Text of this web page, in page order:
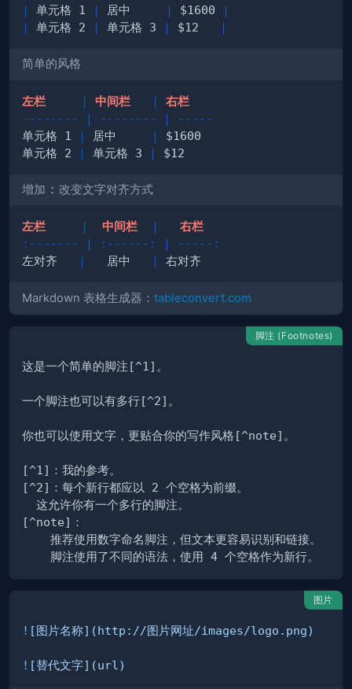
|
单元格 1 | 居中 | $1600
|
|
单元格 2 | 单元格 3 | $12 |
简单的风格
左栏 | 中间栏 |
右栏
--------
| -------- |
-----
单元格 1
| 居中 |
$1600
单元格 2
| 单元格 3 | $12
增加 : 改变文字对齐方式
左栏 |
  中间栏
|
   右栏
:-------
| :------: |
-----:
左对齐
|
   居中
| 右对齐
Markdown 表格生成器： tableconvert.com
脚注 (Footnotes)
图片
! [图片名称](http://图片网址/images/logo.png)
! [替代文字](url )